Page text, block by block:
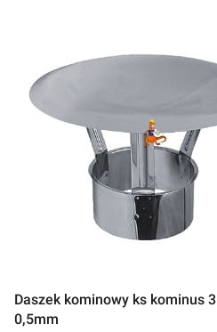
Daszek kominowy ks kominus
0,5mm